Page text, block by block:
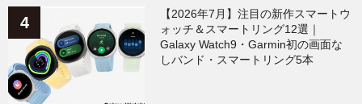
【2026年7月】注目の新作スマートウ
ォッチ＆スマートリング12選｜
Galaxy Watch9・Garmin初の画面な
しバンド・スマートリング5本